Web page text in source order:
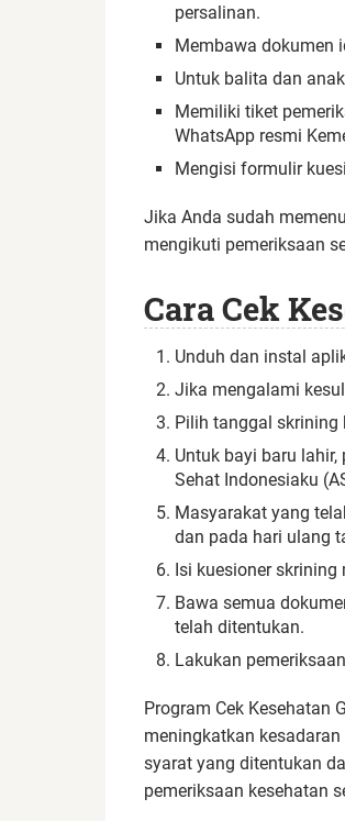
persalinan.
Membawa dokumen
Untuk balita dan
Memiliki tiket
WhatsApp resmi
Mengisi formulir
Jika Anda sudah
mengikuti pemeriksaan
Cara Cek
Unduh dan instal
Jika mengalami
Pilih tanggal skrining
Untuk bayi baru
Sehat Indonesiaku
Masyarakat yang
dan pada hari ulang
Isi kuesioner
Bawa semua
telah ditentukan.
Lakukan
Program Cek Kesehatan
meningkatkan
syarat yang ditentukan
pemeriksaan kesehatan